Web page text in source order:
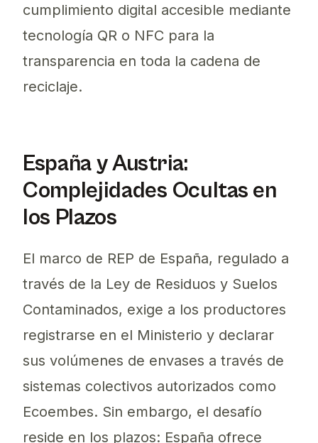
cumplimiento digital accesible mediante
tecnología QR o NFC para la
transparencia en toda la cadena de
reciclaje.
España y Austria:
Complejidades Ocultas en
los Plazos
El marco de REP de España, regulado a
través de la Ley de Residuos y Suelos
Contaminados, exige a los productores
registrarse en el Ministerio y declarar
sus volúmenes de envases a través de
sistemas colectivos autorizados como
Ecoembes. Sin embargo, el desafío
reside en los plazos: España ofrece